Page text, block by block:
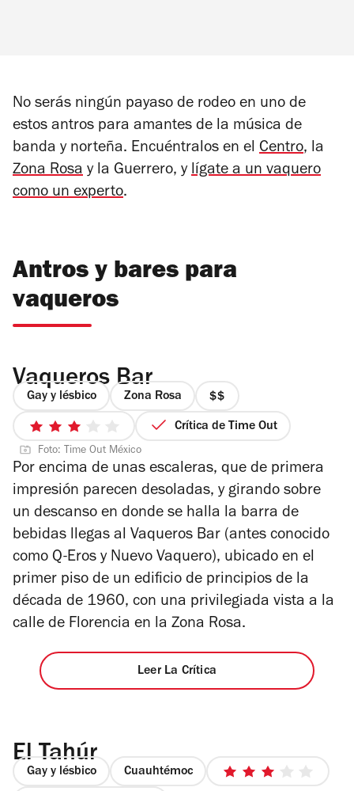
No serás ningún payaso de rodeo en uno de
estos antros para amantes de la música de
banda y norteña. Encuéntralos en el Centro, la
Zona Rosa y la Guerrero, y lígate a un vaquero
como un experto.
Antros y bares para
vaqueros
Vaqueros Bar
Gay y lésbico Zona Rosa
precio
2
3
de
5
estrellas
Crítica de Time Out
Foto: Time Out México
Por encima de unas escaleras, que de primera
impresión parecen desoladas, y girando sobre
un descanso en donde se halla la barra de
bebidas llegas al Vaqueros Bar (antes conocido
como Q-Eros y Nuevo Vaquero), ubicado en el
primer piso de un edificio de principios de la
década de 1960, con una privilegiada vista a la
calle de Florencia en la Zona Rosa.
Leer La Crítica
El Tahúr
Gay y lésbico Cuauhtémoc
3